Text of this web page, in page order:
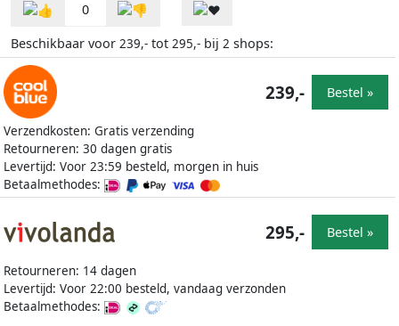
0
Beschikbaar voor 239,- tot 295,- bij 2 shops:
Verzendkosten: Gratis verzending
Retourneren: 30 dagen gratis
Levertijd: Voor 23:59 besteld, morgen in huis
Betaalmethodes:
239,- Bestel »
Retourneren: 14 dagen
Levertijd: Voor 22:00 besteld, vandaag verzonden
Betaalmethodes:
295,- Bestel »